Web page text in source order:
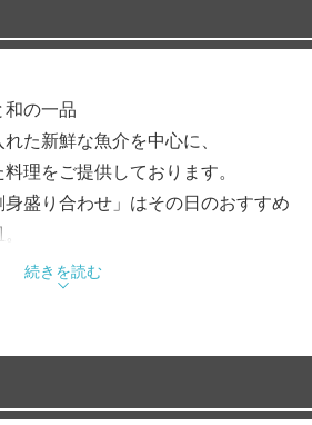
の一品
た新鮮な魚介を中心に、
理をご提供しております。
盛り合わせ」はその日のおすすめ
とズワイ蟹のコロッケ」や「和風ロ
・地酒
てる一杯や、
続きを読む